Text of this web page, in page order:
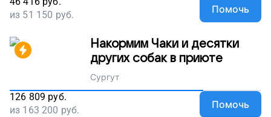
из 51 150 руб. Помочь
Накормим Чаки и десятки
других собак в приюте
Сургут
126 809 руб.
из 163 200 руб. Помочь